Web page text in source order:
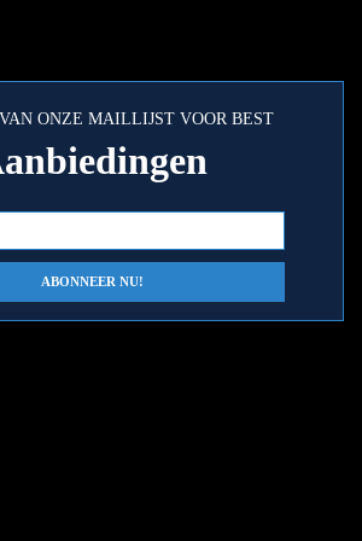
ONZE MAILLIJST VOOR BEST